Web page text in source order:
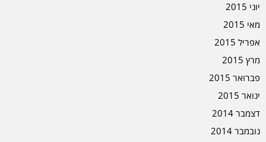
יוני 2015
מאי 2015
אפריל 2015
מרץ 2015
פברואר 2015
ינואר 2015
דצמבר 2014
נובמבר 2014